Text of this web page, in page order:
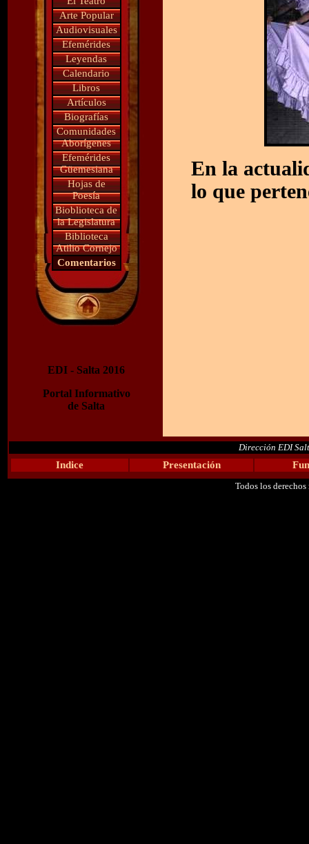
Arte Popular
Audiovisuales
Efemérides
Leyendas
Calendario
Libros
Artículos
Biografías
Comunidades
Aborígenes
Efemérides
Güemesiana
Hojas de
Poesía
Bioblioteca de
la Legislatura
Biblioteca
Atilio Cornejo
Comentarios
EDI - Salta 2016
Portal Informativo
de Salta
En la
lo que
Dirección EDI
Indice Presentación
Todos los